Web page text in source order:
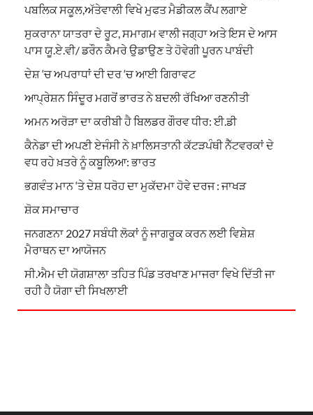
ਪਬਲਿਕ ਸਕੂਲ,ਅੱਤੇਵਾਲੀ ਵਿਖੇ ਮੁਫਤ ਮੈਡੀਕਲ ਕੈਂਪ ਲਗਾਏ
ਸੁਕਰਾਨਾ ਯਾਤਰਾ ਦੇ ਰੂਟ, ਸਮਾਗਮ ਵਾਲੀ ਜਗ੍ਹਾ ਅਤੇ ਇਸ ਦੇ ਆਸ
ਪਾਸ ਯੂ.ਏ.ਵੀ/ ਡਰੌਨ ਕੈਮਰੇ ਉਡਾਉਣ ਤੇ ਹੋਵੇਗੀ ਪੂਰਨ ਪਾਬੰਦੀ
ਦੇਸ਼ ‘ਚ ਅਪਰਾਧਾਂ ਦੀ ਦਰ ‘ਚ ਆਈ ਗਿਰਾਵਟ
ਆਪ੍ਰੇਸ਼ਨ ਸਿੰਦੂਰ ਮਗਰੋਂ ਭਾਰਤ ਨੇ ਬਦਲੀ ਰੱਖਿਆ ਰਣਨੀਤੀ
ਅਮਨ ਅਰੋੜਾ ਦਾ ਕਰੀਬੀ ਹੈ ਬਿਲਡਰ ਗੌਰਵ ਧੀਰ: ਈ.ਡੀ
ਕੈਨੇਡਾ ਦੀ ਅਪਣੀ ਏਜੰਸੀ ਨੇ ਖ਼ਾਲਿਸਤਾਨੀ ਕੱਟੜਪੰਥੀ ਨੈੱਟਵਰਕਾਂ ਦੇ
ਵਧ ਰਹੇ ਖ਼ਤਰੇ ਨੂੰ ਕਬੂਲਿਆ: ਭਾਰਤ
ਭਗਵੰਤ ਮਾਨ ‘ਤੇ ਦੇਸ਼ ਧਰੋਹ ਦਾ ਮੁਕੱਦਮਾ ਹੋਵੇ ਦਰਜ : ਜਾਖੜ
ਸ਼ੋਕ ਸਮਾਚਾਰ
ਜਨਗਣਨਾ 2027 ਸਬੰਧੀ ਲੋਕਾਂ ਨੂੰ ਜਾਗਰੂਕ ਕਰਨ ਲਈ ਵਿਸ਼ੇਸ਼
ਮੈਰਾਥਨ ਦਾ ਆਯੋਜਨ
ਸੀ.ਐਮ ਦੀ ਯੋਗਸ਼ਾਲਾ ਤਹਿਤ ਪਿੰਡ ਤਰਖਾਣ ਮਾਜਰਾ ਵਿਖੇ ਦਿੱਤੀ ਜਾ
ਰਹੀ ਹੈ ਯੋਗਾ ਦੀ ਸਿਖਲਾਈ